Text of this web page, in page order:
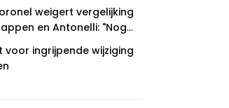
weigert vergelijking
en Antonelli: "Nog
voor ingrijpende wijziging